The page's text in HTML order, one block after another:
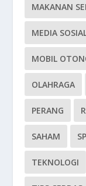
MAKANAN
MEDIA
MOBIL
OLAHRAGA
PERANG
SAHAM
TEKNOLOGI